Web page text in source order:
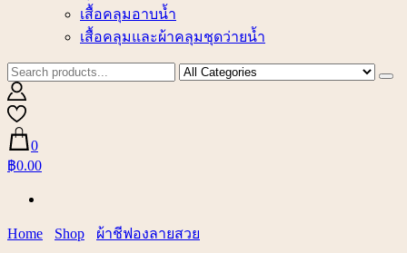
เสื้อคลุมอาบน้ำ
เสื้อคลุมและผ้าคลุมชุดว่ายน้ำ
0
฿0.00
Home Shop ผ้าชีฟองลายสวย